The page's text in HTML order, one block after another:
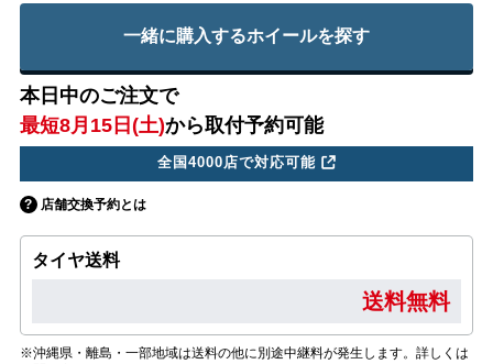
一緒に購入するホイールを探す
本日中のご注文で
最短8月15日(土)から取付予約可能
全国4000店で対応可能
店舗交換予約とは
タイヤ送料
送料無料
※沖縄県・離島・一部地域は送料の他に別途中継料が発生します。詳しくは